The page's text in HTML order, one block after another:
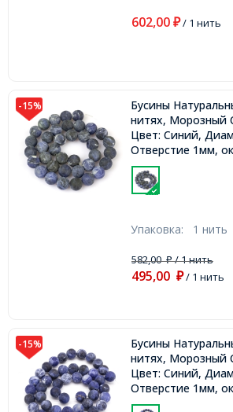
602,00 ₽/ 1 нить
-15%
Бусины
нитях, Морозный
Цвет: Синий,
Отверстие 1мм,
нить,
Упаковка: 1 нить
582,00₽/ 1 нить
495,00 ₽/ 1 нить
-15%
Бусины
нитях, Морозный
Цвет: Синий,
Отверстие 1мм,
нить,